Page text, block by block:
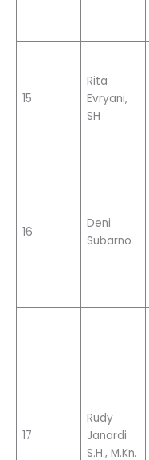
15
Rita
Evryani,
SH
16
Deni
Subarno
17
Rudy
Janardi
S.H., M.Kn.